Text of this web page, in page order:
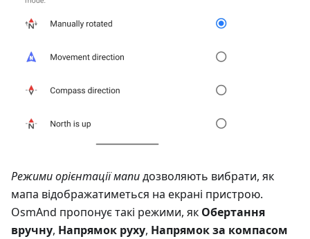
Режими орієнтації мапидозволяють вибрати, як
мапа відображатиметься на екрані пристрою.
OsmAnd пропонує такі режими, як Обертання
вручну, Напрямок руху, Напрямок за компасом